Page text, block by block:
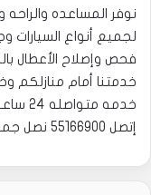
نوفر المساعده
لجميع أنواع السيارات
فحص وإصلاح الأعطال
خدمتنا أمام منازلكم
خدمه متواصله 24 ساعه
إتصل 55166900 نصل جميع مناطق الكويت